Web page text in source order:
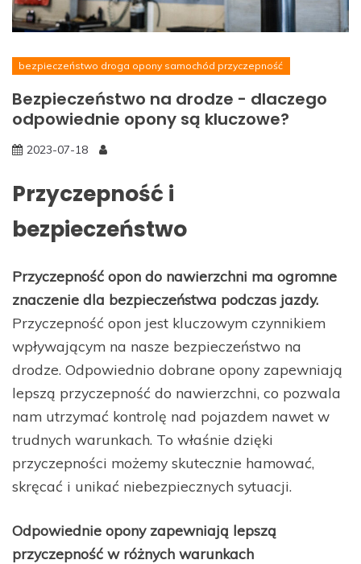
bezpieczeństwo droga opony samochód przyczepność
Bezpieczeństwo na drodze - dlaczego
odpowiednie opony są kluczowe?
2023-07-18
Przyczepność i
bezpieczeństwo
Przyczepność opon do nawierzchni ma ogromne
znaczenie dla bezpieczeństwa podczas jazdy.
Przyczepność opon jest kluczowym czynnikiem
wpływającym na nasze bezpieczeństwo na
drodze. Odpowiednio dobrane opony zapewniają
lepszą przyczepność do nawierzchni, co pozwala
nam utrzymać kontrolę nad pojazdem nawet w
trudnych warunkach. To właśnie dzięki
przyczepności możemy skutecznie hamować,
skręcać i unikać niebezpiecznych sytuacji.
Odpowiednie opony zapewniają lepszą
przyczepność w różnych warunkach